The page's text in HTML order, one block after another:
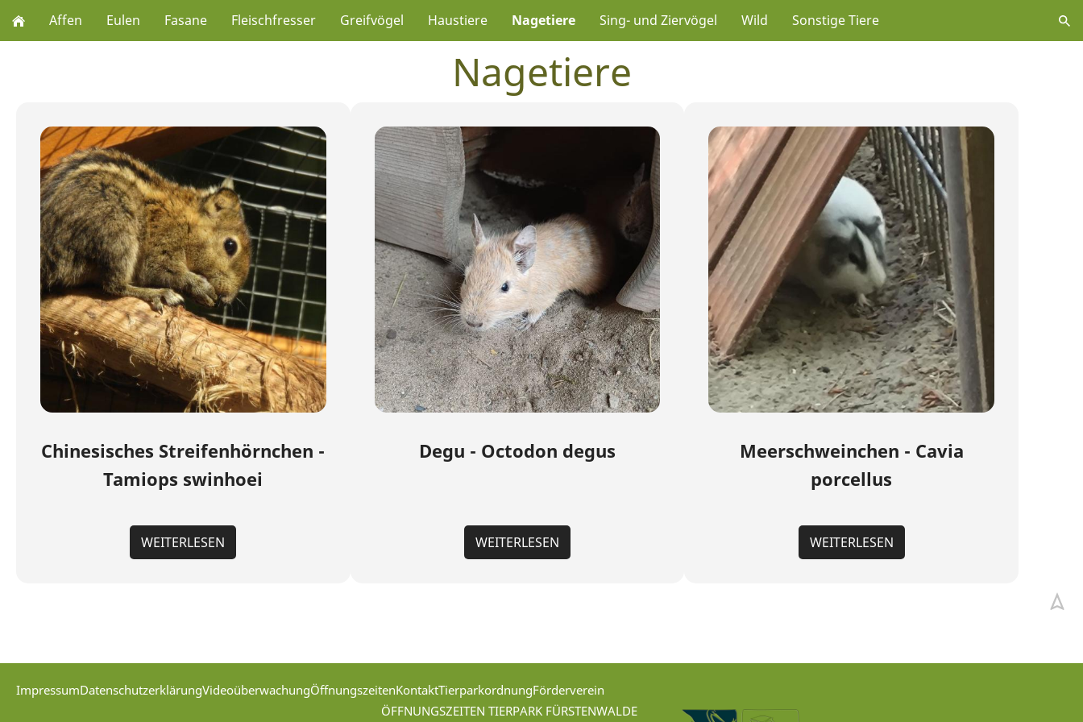
Affen Eulen Fasane Fleischfresser Greifvögel Haustiere Nagetiere Sing- und Ziervögel Wild Sonstige Tiere
Nagetiere
Chinesisches Streifenhörnchen -
Tamiops swinhoei
WEITERLESEN
Degu - Octodon degus
WEITERLESEN
Meerschweinchen - Cavia
porcellus
WEITERLESEN
ImpressumDatenschutzerklärungVideoüberwachungÖffnungszeitenKontaktTierparkordnungFörderverein
ÖFFNUNGSZEITEN TIERPARK FÜRSTENWALDE